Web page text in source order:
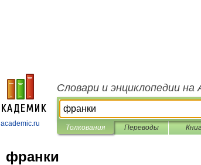
academic.ru
Словари и энциклопедии на
Толкования Переводы
франки